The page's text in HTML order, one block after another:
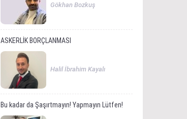
Gökhan Bozkuş
ASKERLİK BORÇLANMASI
Halil İbrahim Kayalı
Bu kadar da Şaşırtmayın! Yapmayın Lütfen!